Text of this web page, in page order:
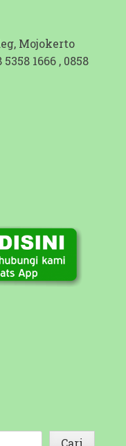
Mojokerto
1666 , 0858
Cari